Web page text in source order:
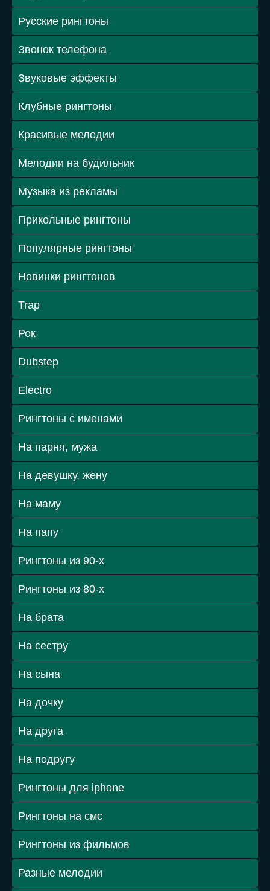
Русские рингтоны
Звонок телефона
Звуковые эффекты
Клубные рингтоны
Красивые мелодии
Мелодии на будильник
Музыка из рекламы
Прикольные рингтоны
Популярные рингтоны
Новинки рингтонов
Trap
Рок
Dubstep
Electro
Рингтоны с именами
На парня, мужа
На девушку, жену
На маму
На папу
Рингтоны из 90-х
Рингтоны из 80-х
На брата
На сестру
На сына
На дочку
На друга
На подругу
Рингтоны для iphone
Рингтоны на смс
Рингтоны из фильмов
Разные мелодии